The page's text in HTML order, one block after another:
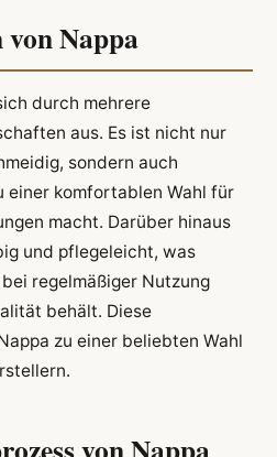
von Nappa
durch mehrere
aus. Es ist nicht nur
sondern auch
einer komfortablen Wahl für
macht. Darüber hinaus
und pflegeleicht, was
regelmäßiger Nutzung
behält. Diese
zu einer beliebten Wahl